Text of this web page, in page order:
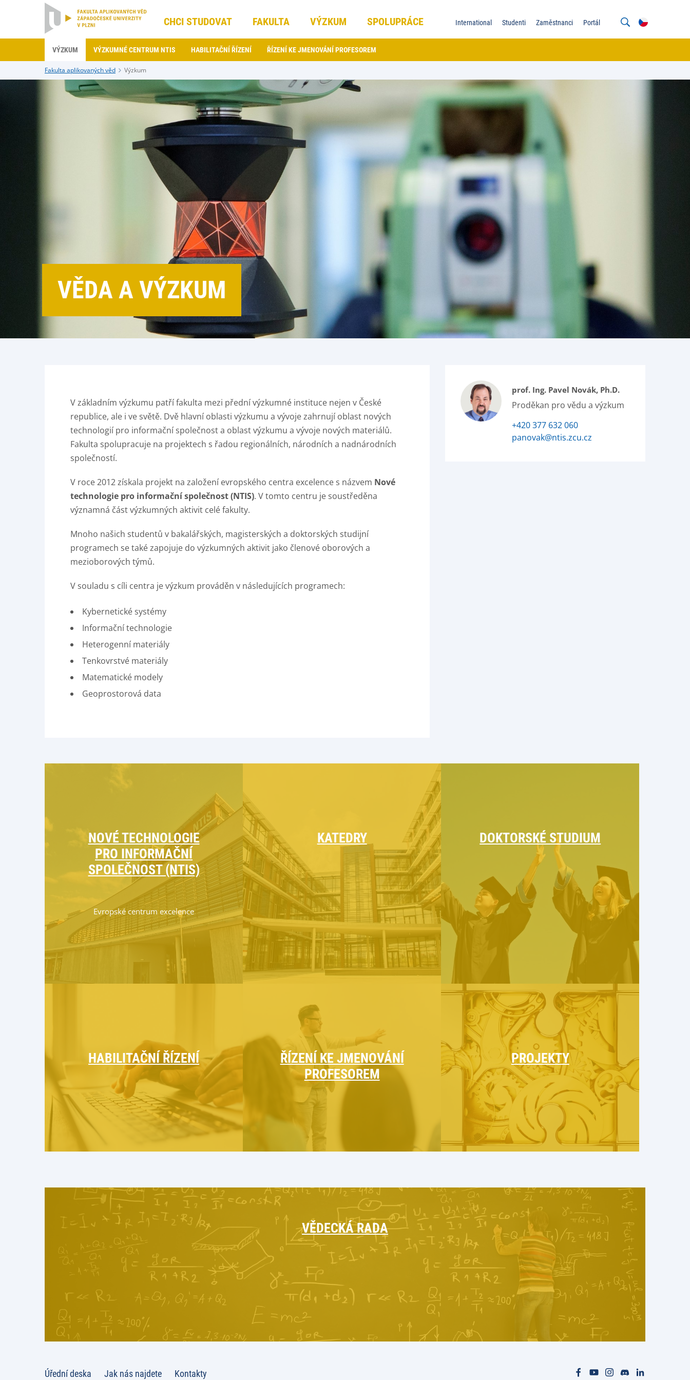
CHCI STUDOVAT FAKULTA VÝZKUM SPOLUPRÁCE International Studenti Zaměstnanci Portál
VÝZKUM VÝZKUMNÉ CENTRUM NTIS HABILITAČNÍ ŘÍZENÍ ŘÍZENÍ KE JMENOVÁNÍ PROFESOREM
Fakulta aplikovaných věd Výzkum
VĚDA A VÝZKUM
V základním výzkumu patří fakulta mezi přední výzkumné instituce nejen v České
republice, ale i ve světě. Dvě hlavní oblasti výzkumu a vývoje zahrnují oblast nových
technologií pro informační společnost a oblast výzkumu a vývoje nových materiálů.
Fakulta spolupracuje na projektech s řadou regionálních, národních a nadnárodních
společností.
V roce 2012 získala projekt na založení evropského centra excelence s názvem Nové
technologie pro informační společnost (NTIS). V tomto centru je soustředěna
významná část výzkumných aktivit celé fakulty.
Mnoho našich studentů v bakalářských, magisterských a doktorských studijní
programech se také zapojuje do výzkumných aktivit jako členové oborových a
mezioborových týmů.
V souladu s cíli centra je výzkum prováděn v následujících programech:
Kybernetické systémy
Informační technologie
Heterogenní materiály
Tenkovrstvé materiály
Matematické modely
Geoprostorová data
prof. Ing. Pavel Novák, Ph.D.
Proděkan pro vědu a výzkum
+420 377 632 060
panovak@ntis.zcu.cz
NOVÉ TECHNOLOGIE
PRO INFORMAČNÍ
SPOLEČNOST (NTIS)
Evropské centrum excelence
KATEDRY DOKTORSKÉ STUDIUM
HABILITAČNÍ ŘÍZENÍ
ŘÍZENÍ KE JMENOVÁNÍ
PROFESOREM
PROJEKTY
VĚDECKÁ RADA
Úřední deska Jak nás najdete Kontakty